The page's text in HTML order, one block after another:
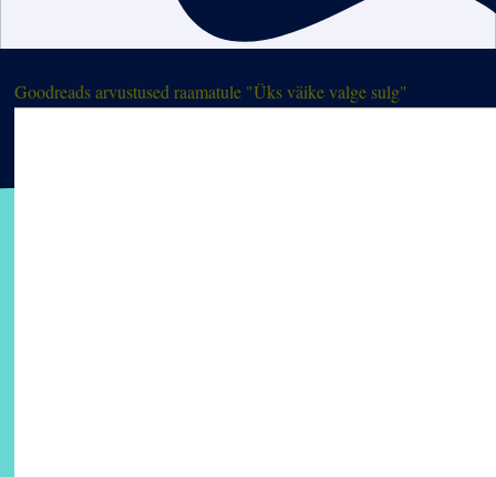
Goodreads arvustused raamatule "Üks väike valge sulg"